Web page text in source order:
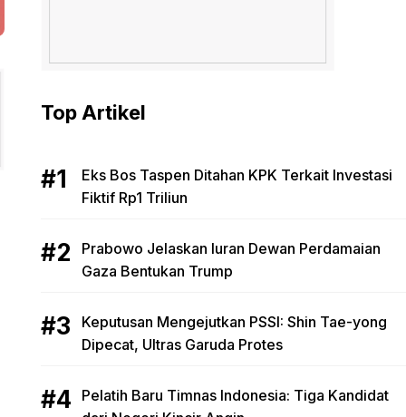
Top Artikel
Eks Bos Taspen Ditahan KPK Terkait Investasi
Fiktif Rp1 Triliun
Prabowo Jelaskan Iuran Dewan Perdamaian
Gaza Bentukan Trump
Keputusan Mengejutkan PSSI: Shin Tae-yong
Dipecat, Ultras Garuda Protes
Pelatih Baru Timnas Indonesia: Tiga Kandidat